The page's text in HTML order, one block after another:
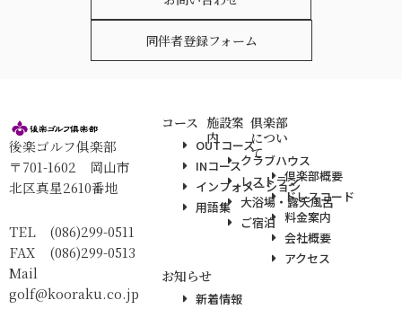
同伴者登録フォーム
後楽ゴルフ俱楽部
〒701-1602 岡山市
北区真星2610番地
TEL (086)299-0511
FAX (086)299-0513
Mail
golf@kooraku.co.jp
コース
OUTコース
INコース
インフォメーション
用語集
施設案
内
クラブハウス
レストラン
大浴場・露天風呂
ご宿泊
倶楽部
につい
て
倶楽部概要
ドレスコード
料金案内
会社概要
アクセス
お知らせ
新着情報